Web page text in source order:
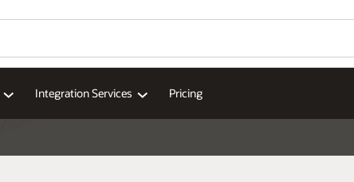
Integration Services Pricing